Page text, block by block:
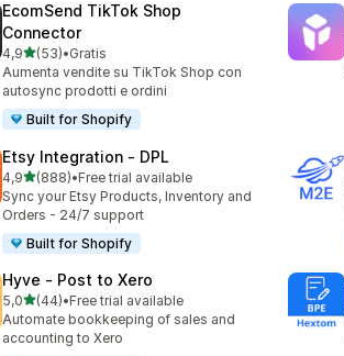
EcomSend TikTok Shop
Connector
4,9stelle su 5
(53)
53 recensioni totali
•Gratis
Aumenta vendite su TikTok Shop con
autosync prodotti e ordini
Built for Shopify
Etsy Integration ‑ DPL
4,9stelle su 5
(888)
888 recensioni totali
•Free trial available
Sync your Etsy Products, Inventory and
Orders - 24/7 support
Built for Shopify
Hyve ‑ Post to Xero
5,0stelle su 5
(44)
44 recensioni totali
•Free trial available
Automate bookkeeping of sales and
accounting to Xero